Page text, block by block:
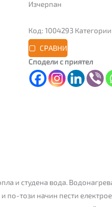
Изчерпан
Код: 1004293
СРАВНИ
Сподели с приятел
и студена вода.
по-този начин пести